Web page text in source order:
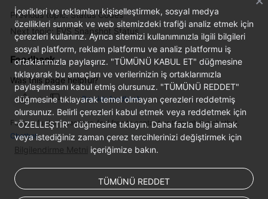
Previous topic: Status Codes
Next topic: EVS Snapshot Status
Feedback
Was this page helpful?
Provide feedback
For any further questions, feel free to contact us through the chatbot.
Chatbot
İçerikleri ve reklamları kişiselleştirmek, sosyal medya
özellikleri sunmak ve web sitemizdeki trafiği analiz etmek için
çerezleri kullanırız. Ayrıca sitemizi kullanımınızla ilgili bilgileri
sosyal platform, reklam platformu ve analiz platformu iş
ortaklarımızla paylaşırız. "TÜMÜNÜ KABUL ET" düğmesine
tıklayarak bu amaçları ve verilerinizin iş ortaklarımızla
paylaşılmasını kabul etmiş olursunuz. "TÜMÜNÜ REDDET"
düğmesine tıklayarak temel olmayan çerezleri reddetmiş
olursunuz. Belirli çerezleri kabul etmek veya reddetmek için
"ÖZELLEŞTİR" düğmesine tıklayın. Daha fazla bilgi almak
veya istediğiniz zaman çerez tercihlerinizi değiştirmek için
Bilgilendirme Metni içeriğimize bakın.
TÜMÜNÜ REDDET